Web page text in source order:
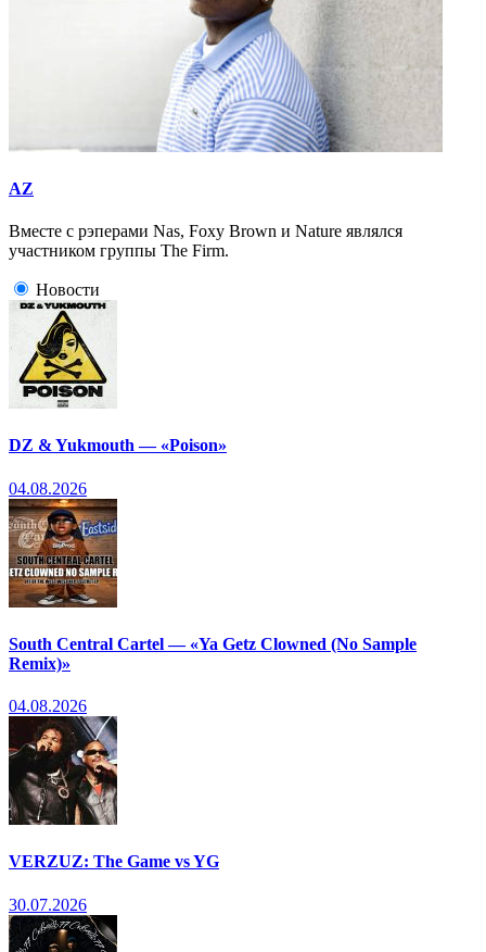
AZ
Вместе с рэперами Nas, Foxy Brown и Nature являлся
участником группы The Firm.
Новости
DZ & Yukmouth — «Poison»
04.08.2026
South Central Cartel — «Ya Getz Clowned (No Sample
Remix)»
04.08.2026
VERZUZ: The Game vs YG
30.07.2026